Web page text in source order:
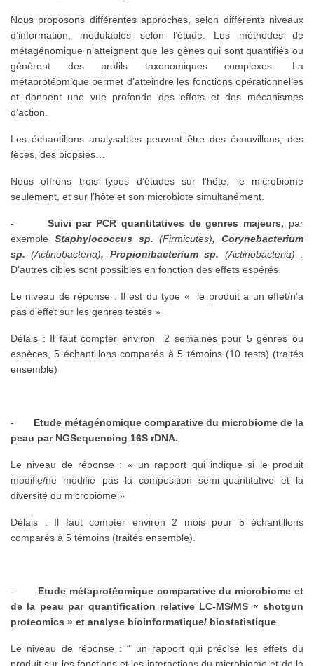
Nous proposons différentes approches, selon différents niveaux
d’information, modulables selon l’étude. Les méthodes de
métagénomique n’atteignent que les gènes qui sont quantifiés ou
génèrent des profils taxonomiques complexes. La
métaprotéomique permet d’atteindre les fonctions opérationnelles
et donnent une vue profonde des effets et des mécanismes
d’action.
Les échantillons analysables peuvent être des écouvillons, des
fèces, des biopsies…
Nous offrons trois types d’études sur l’hôte, le microbiome
seulement, et sur l’hôte et son microbiote simultanément.
- Suivi par PCR quantitatives de genres majeurs, par
exemple Staphylococcus sp.(Firmicutes), Corynebacterium
sp.(Actinobacteria), Propionibacterium sp. (Actinobacteria) .
D’autres cibles sont possibles en fonction des effets espérés.
Le niveau de réponse : Il est du type « le produit a un effet/n’a
pas d’effet sur les genres testés »
Délais : Il faut compter environ 2 semaines pour 5 genres ou
espèces, 5 échantillons comparés à 5 témoins (10 tests) (traités
ensemble)
- Etude métagénomique comparative du microbiome de la
peau par NGSequencing 16S rDNA.
Le niveau de réponse : « un rapport qui indique si le produit
modifie/ne modifie pas la composition semi-quantitative et la
diversité du microbiome »
Délais : Il faut compter environ 2 mois pour 5 échantillons
comparés à 5 témoins (traités ensemble).
- Etude métaprotéomique comparative du microbiome et
de la peau par quantification relative LC-MS/MS « shotgun
proteomics » et analyse bioinformatique/ biostatistique
Le niveau de réponse : “ un rapport qui précise les effets du